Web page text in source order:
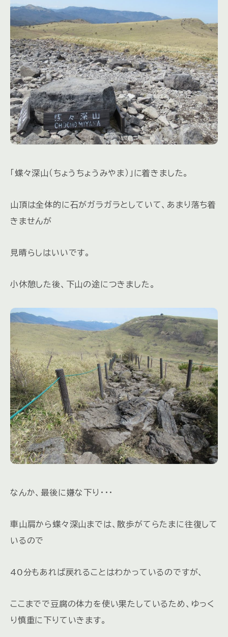
「蝶々深山（ちょうちょうみやま）」に着きました。
山頂は全体的に石がガラガラとしていて、あまり落ち着
きませんが
見晴らしはいいです。
小休憩した後、下山の途につきました。
なんか、最後に嫌な下り・・・
車山肩から蝶々深山までは、散歩がてらたまに往復して
いるので
40分もあれば戻れることはわかっているのですが、
ここまでで豆腐の体力を使い果たしているため、ゆっく
り慎重に下りていきます。